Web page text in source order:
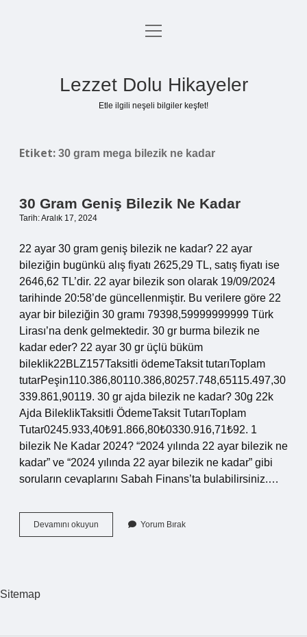
Anasayfa
menüyü
Lezzet Dolu Hikayeler
Etle ilgili neşeli bilgiler keşfet!
Etiket: 30 gram mega bilezik ne kadar
30 Gram Geniş Bilezik Ne Kadar
Tarih: Aralık 17, 2024
22 ayar 30 gram geniş bilezik ne kadar? 22 ayar
bileziğin bugünkü alış fiyatı 2625,29 TL, satış fiyatı ise
2646,62 TL’dir. 22 ayar bilezik son olarak 19/09/2024
tarihinde 20:58’de güncellenmiştir. Bu verilere göre 22
ayar bir bileziğin 30 gramı 79398,59999999999 Türk
Lirası’na denk gelmektedir. 30 gr burma bilezik ne
kadar eder? 22 ayar 30 gr üçlü büküm
bileklik22BLZ157Taksitli ödemeTaksit tutarıToplam
tutarPeşin110.386,80110.386,80257.748,65115.497,30
339.861,90119. 30 gr ajda bilezik ne kadar? 30g 22k
Ajda BileklikTaksitli ÖdemeTaksit TutarıToplam
Tutar0245.933,40₺91.866,80₺0330.916,71₺92. 1
bilezik Ne Kadar 2024? “2024 yılında 22 ayar bilezik ne
kadar” ve “2024 yılında 22 ayar bilezik ne kadar” gibi
soruların cevaplarını Sabah Finans’ta bulabilirsiniz.…
Devamını okuyun
Gram
Yorum Bırak
Sitemap